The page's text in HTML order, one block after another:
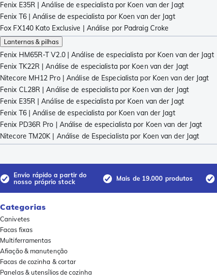
Fenix E35R | Análise de especialista por Koen van der Jagt
Fenix T6 | Análise de especialista por Koen van der Jagt
Fox FX140 Kato Exclusive | Análise por Padraig Croke
Lanternas & pilhas
Fenix ​​​​​​HM65R-T V2.0 | Análise de especialista por Koen van der Jagt
Fenix ​​​​​​TK22R | Análise de especialista por Koen van der Jagt
Nitecore MH12 Pro | Análise de Especialista por Koen van der Jagt
Fenix CL28R | Análise de especialista por Koen van der Jagt
Fenix E35R | Análise de especialista por Koen van der Jagt
Fenix T6 | Análise de especialista por Koen van der Jagt
Fenix PD36R Pro | Análise de especialista por Koen van der Jagt
Nitecore TM20K | Análise de Especialista por Koen van der Jagt
Envio rápido a partir do
nosso próprio stock
Mais de 19.000 produtos
Categorias
Canivetes
Facas fixas
Multiferramentas
Afiação & manutenção
Facas de cozinha & cortar
Panelas & utensílios de cozinha